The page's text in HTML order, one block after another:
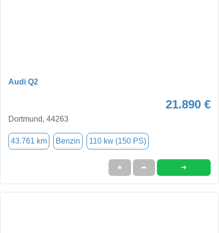
Audi Q2
21.890 €
Dortmund, 44263
43.761 km Benzin 110 kw (150 PS)
★ ➦ ➜